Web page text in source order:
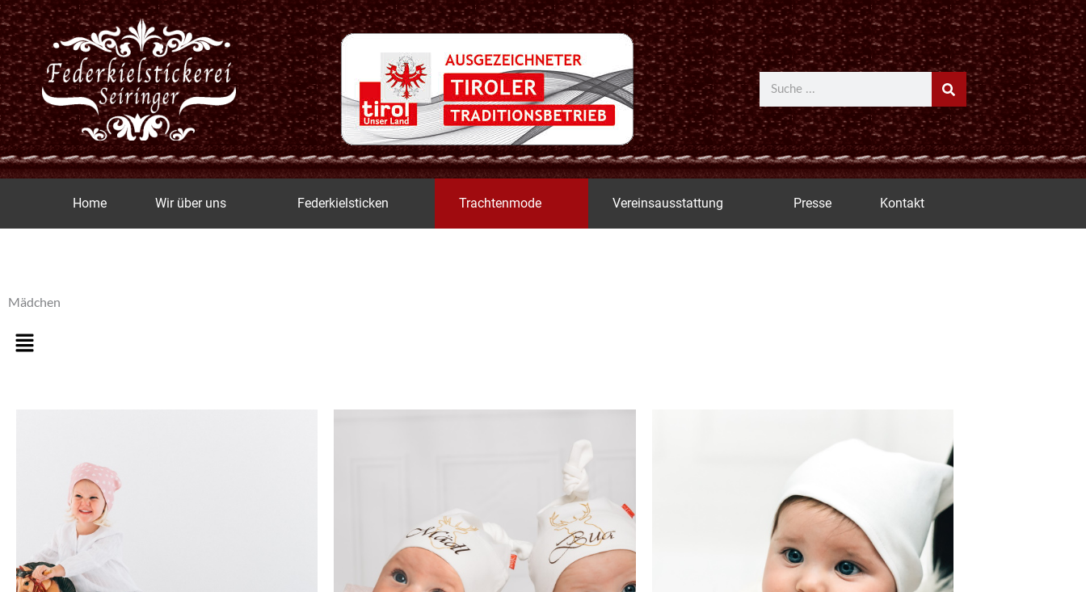
Zum
Inhalt
springen
Suche
Home Wir über uns Federkielsticken Trachtenmode Vereinsausstattung Presse Kontakt
Mädchen